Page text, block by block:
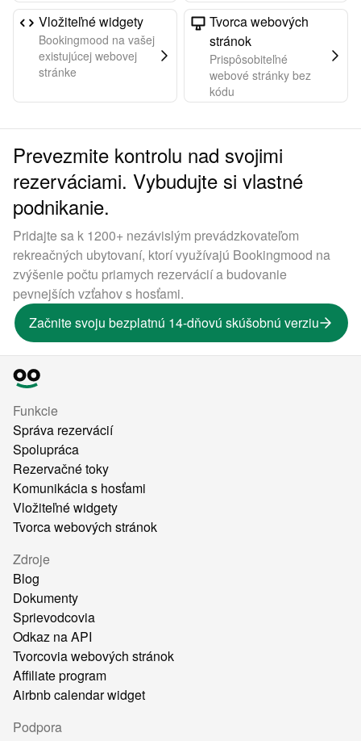
Vložiteľné widgety
Bookingmood na vašej
existujúcej webovej
stránke
Tvorca webových
stránok
Prispôsobiteľné
webové stránky bez
kódu
Prevezmite kontrolu nad svojimi
rezerváciami. Vybudujte si vlastné
podnikanie.
Pridajte sa k 1200+ nezávislým prevádzkovateľom
rekreačných ubytovaní, ktorí využívajú Bookingmood na
zvýšenie počtu priamych rezervácií a budovanie
pevnejších vzťahov s hosťami.
Začnite svoju bezplatnú 14-dňovú skúšobnú verziu
Funkcie
Správa rezervácií
Spolupráca
Rezervačné toky
Komunikácia s hosťami
Vložiteľné widgety
Tvorca webových stránok
Zdroje
Blog
Dokumenty
Sprievodcovia
Odkaz na API
Tvorcovia webových stránok
Affiliate program
Airbnb calendar widget
Podpora